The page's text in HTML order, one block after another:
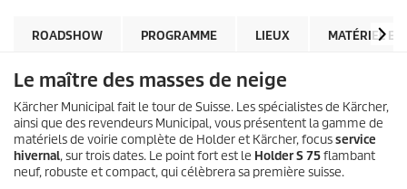
ROADSHOW PROGRAMME LIEUX MATÉRIEL
Le maître des masses de neige
Kärcher Municipal fait le tour de Suisse. Les spécialistes de Kärcher,
ainsi que des revendeurs Municipal, vous présentent la gamme de
matériels de voirie complète de Holder et Kärcher, focusservice
hivernal, sur trois dates. Le point fort est le Holder S 75flambant
neuf, robuste et compact, qui célèbrera sa première suisse.